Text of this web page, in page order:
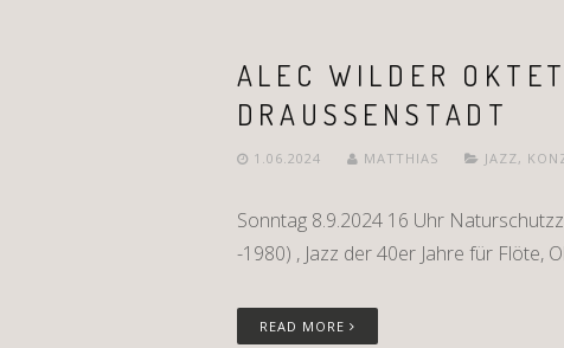
ALEC WILDER
DRAUSSENSTADT
1.06.2024 MATTHIAS JAZZ,
Sonntag 8.9.2024 16 Uhr
-1980) , Jazz der 40er Jahre für Flöte,
READ MORE